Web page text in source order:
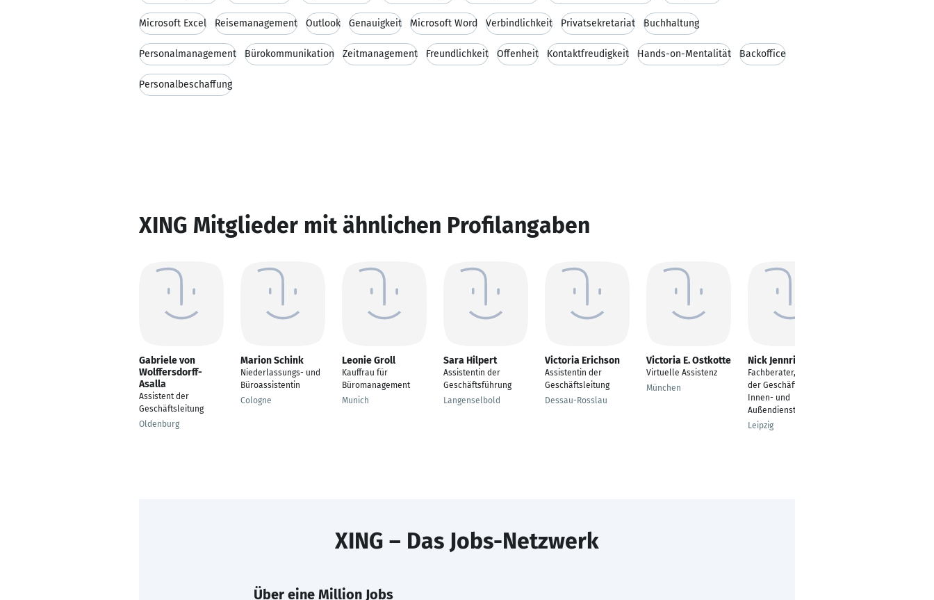
Microsoft Excel Reisemanagement Outlook Genauigkeit Microsoft Word Verbindlichkeit Privatsekretariat Buchhaltung
Personalmanagement Bürokommunikation Zeitmanagement Freundlichkeit Offenheit Kontaktfreudigkeit Hands-on-Mentalität Backoffice
Personalbeschaffung
XING Mitglieder mit ähnlichen Profilangaben
Gabriele von
Wolffersdorff-
Asalla
Assistent der
Geschäftsleitung
Oldenburg
Marion Schink
Niederlassungs- und
Büroassistentin
Cologne
Leonie Groll
Kauffrau für
Büromanagement
Munich
Sara Hilpert
Assistentin der
Geschäftsführung
Langenselbold
Victoria Erichson
Assistentin der
Geschäftsleitung
Dessau-Rosslau
Victoria E. Ostkotte
Virtuelle Assistenz
München
Nick Jennrich
Fachberater, Assistent
der Geschäftsleitung,
Innen- und
Außendienst
Leipzig
XING – Das Jobs-Netzwerk
Über eine Million Jobs